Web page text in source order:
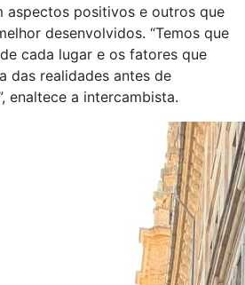
aspectos positivos e outros que
desenvolvidos. “Temos que
cada lugar e os fatores que
das realidades antes de
enaltece a intercambista.